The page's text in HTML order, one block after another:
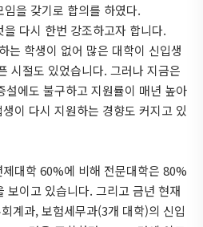
을 갖기로 합의를 하였다.
다시 한번 강조하고자 합니다.
는 학생이 없어 많은 대학이 신입생
시절도 있었습니다. 그러나 지금은
설에도 불구하고 지원률이 매년 높아
이 다시 지원하는 경향도 커지고 있
대학 60%에 비해 전문대학은 80%
보이고 있습니다. 그리고 금년 현재
계과, 보험세무과(3개 대학)의 신입